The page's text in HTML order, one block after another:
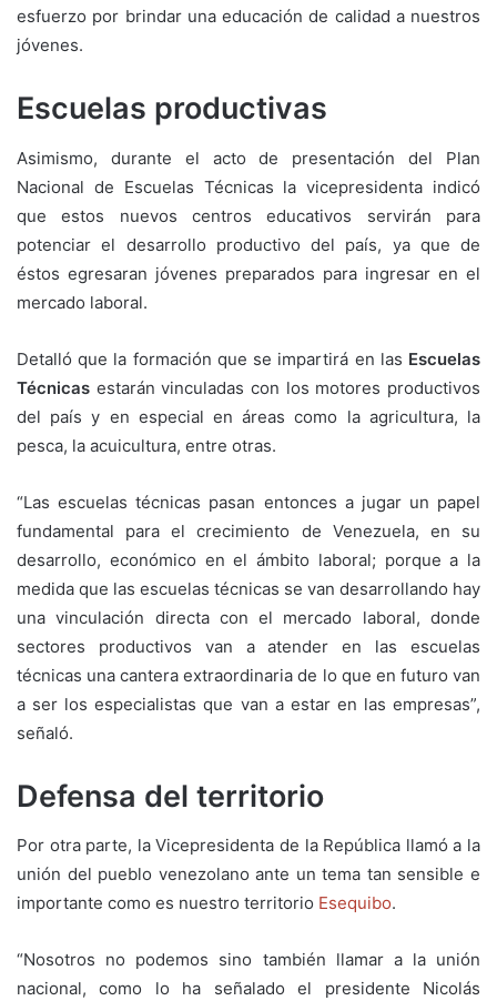
esfuerzo por brindar una educación de calidad a nuestros
jóvenes.
Escuelas productivas
Asimismo, durante el acto de presentación del Plan
Nacional de Escuelas Técnicas la vicepresidenta indicó
que estos nuevos centros educativos servirán para
potenciar el desarrollo productivo del país, ya que de
éstos egresaran jóvenes preparados para ingresar en el
mercado laboral.
Detalló que la formación que se impartirá en las Escuelas
Técnicas estarán vinculadas con los motores productivos
del país y en especial en áreas como la agricultura, la
pesca, la acuicultura, entre otras.
“Las escuelas técnicas pasan entonces a jugar un papel
fundamental para el crecimiento de Venezuela, en su
desarrollo, económico en el ámbito laboral; porque a la
medida que las escuelas técnicas se van desarrollando hay
una vinculación directa con el mercado laboral, donde
sectores productivos van a atender en las escuelas
técnicas una cantera extraordinaria de lo que en futuro van
a ser los especialistas que van a estar en las empresas”,
señaló.
Defensa del territorio
Por otra parte, la Vicepresidenta de la República llamó a la
unión del pueblo venezolano ante un tema tan sensible e
importante como es nuestro territorio Esequibo.
“Nosotros no podemos sino también llamar a la unión
nacional, como lo ha señalado el presidente Nicolás